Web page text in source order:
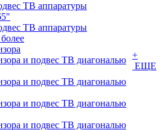
ТВ аппаратуры
ТВ аппаратуры
и подвес ТВ диагональю
и подвес ТВ диагональю
и подвес ТВ диагональю
и подвес ТВ диагональю
+
ЕЩЕ